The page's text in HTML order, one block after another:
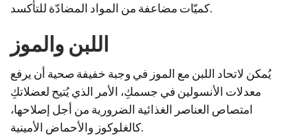
كميّات مضاعفة من المواد المضادّة للتأكسد.
اللبن والموز
يُمكن لاتحاد اللبن مع الموز في وجبة خفيفة صحية أن يرفع
معدلات الأنسولين في جسمكِ، الأمر الذي يُتيح لعضلاتكِ
امتصاص العناصر الغذائية الضرورية من أجل إصلاحها،
كالغلوكوز والأحماض الأمينية.